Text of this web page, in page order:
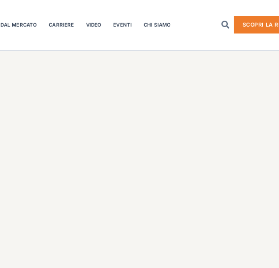
DAL MERCATO CARRIERE VIDEO EVENTI CHI SIAMO SCOPRI LA